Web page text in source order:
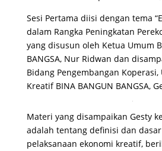
Sesi Pertama diisi dengan tema
dalam Rangka Peningkatan
yang disusun oleh Ketua Umum
BANGSA, Nur Ridwan dan
Bidang Pengembangan
Kreatif BINA BANGUN BANGSA,
Materi yang disampaikan Gesty
adalah tentang definisi dan
pelaksanaan ekonomi kreatif,